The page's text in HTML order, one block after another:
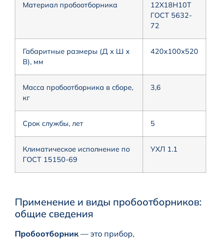
Материал пробоотборника
12Х18Н10Т
ГОСТ 5632-
72
Габаритные размеры (Д х Ш х
В), мм
420х100х520
Масса пробоотборника в сборе,
кг
3,6
Срок службы, лет 5
Климатическое исполнение по
ГОСТ 15150-69
УХЛ 1.1
Применение и виды пробоотборников:
общие сведения
Пробоотборник — это прибор,